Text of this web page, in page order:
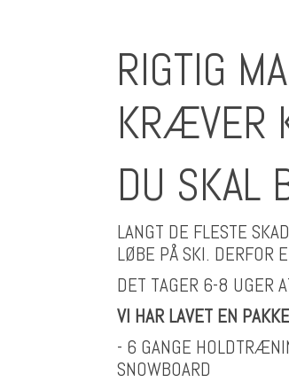
RIGTIG
KRÆVER
DU SKAL
LANGT DE FLESTE
LØBE PÅ SKI. DERFOR
DET TAGER 6-8 UGER
VI HAR LAVET EN
- 6 GANGE
SNOWBOARD